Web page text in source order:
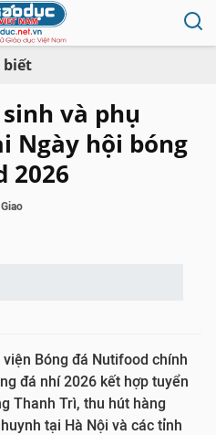
biết
và phụ
Ngày hội bóng
2026
Bóng đá Nutifood chính
đá nhí 2026 kết hợp tuyển
Thanh Trì, thu hút hàng
tại Hà Nội và các tỉnh